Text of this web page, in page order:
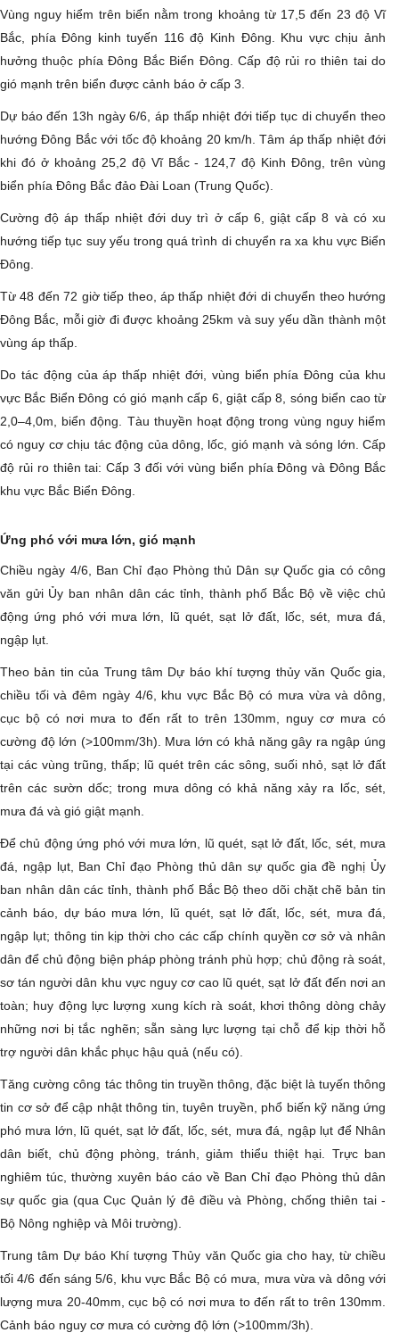
Vùng nguy hiểm trên biển nằm trong khoảng từ 17,5 đến 23 độ Vĩ
Bắc, phía Đông kinh tuyến 116 độ Kinh Đông. Khu vực chịu ảnh
hưởng thuộc phía Đông Bắc Biển Đông. Cấp độ rủi ro thiên tai do
gió mạnh trên biển được cảnh báo ở cấp 3.
Dự báo đến 13h ngày 6/6, áp thấp nhiệt đới tiếp tục di chuyển theo
hướng Đông Bắc với tốc độ khoảng 20 km/h. Tâm áp thấp nhiệt đới
khi đó ở khoảng 25,2 độ Vĩ Bắc - 124,7 độ Kinh Đông, trên vùng
biển phía Đông Bắc đảo Đài Loan (Trung Quốc).
Cường độ áp thấp nhiệt đới duy trì ở cấp 6, giật cấp 8 và có xu
hướng tiếp tục suy yếu trong quá trình di chuyển ra xa khu vực Biển
Đông.
Từ 48 đến 72 giờ tiếp theo, áp thấp nhiệt đới di chuyển theo hướng
Đông Bắc, mỗi giờ đi được khoảng 25km và suy yếu dần thành một
vùng áp thấp.
Do tác động của áp thấp nhiệt đới, vùng biển phía Đông của khu
vực Bắc Biển Đông có gió mạnh cấp 6, giật cấp 8, sóng biển cao từ
2,0–4,0m, biển động. Tàu thuyền hoạt động trong vùng nguy hiểm
có nguy cơ chịu tác động của dông, lốc, gió mạnh và sóng lớn. Cấp
độ rủi ro thiên tai: Cấp 3 đối với vùng biển phía Đông và Đông Bắc
khu vực Bắc Biển Đông.
Ứng phó với mưa lớn, gió mạnh
Chiều ngày 4/6, Ban Chỉ đạo Phòng thủ Dân sự Quốc gia có công
văn gửi Ủy ban nhân dân các tỉnh, thành phố Bắc Bộ về việc chủ
động ứng phó với mưa lớn, lũ quét, sạt lở đất, lốc, sét, mưa đá,
ngập lụt.
Theo bản tin của Trung tâm Dự báo khí tượng thủy văn Quốc gia,
chiều tối và đêm ngày 4/6, khu vực Bắc Bộ có mưa vừa và dông,
cục bộ có nơi mưa to đến rất to trên 130mm, nguy cơ mưa có
cường độ lớn (>100mm/3h). Mưa lớn có khả năng gây ra ngập úng
tại các vùng trũng, thấp; lũ quét trên các sông, suối nhỏ, sạt lở đất
trên các sườn dốc; trong mưa dông có khả năng xảy ra lốc, sét,
mưa đá và gió giật mạnh.
Để chủ động ứng phó với mưa lớn, lũ quét, sạt lở đất, lốc, sét, mưa
đá, ngập lụt, Ban Chỉ đạo Phòng thủ dân sự quốc gia đề nghị Ủy
ban nhân dân các tỉnh, thành phố Bắc Bộ theo dõi chặt chẽ bản tin
cảnh báo, dự báo mưa lớn, lũ quét, sạt lở đất, lốc, sét, mưa đá,
ngập lụt; thông tin kịp thời cho các cấp chính quyền cơ sở và nhân
dân để chủ động biện pháp phòng tránh phù hợp; chủ động rà soát,
sơ tán người dân khu vực nguy cơ cao lũ quét, sạt lở đất đến nơi an
toàn; huy động lực lượng xung kích rà soát, khơi thông dòng chảy
những nơi bị tắc nghẽn; sẵn sàng lực lượng tại chỗ để kịp thời hỗ
trợ người dân khắc phục hậu quả (nếu có).
Tăng cường công tác thông tin truyền thông, đặc biệt là tuyến thông
tin cơ sở để cập nhật thông tin, tuyên truyền, phổ biến kỹ năng ứng
phó mưa lớn, lũ quét, sạt lở đất, lốc, sét, mưa đá, ngập lụt để Nhân
dân biết, chủ động phòng, tránh, giảm thiểu thiệt hại. Trực ban
nghiêm túc, thường xuyên báo cáo về Ban Chỉ đạo Phòng thủ dân
sự quốc gia (qua Cục Quản lý đê điều và Phòng, chống thiên tai -
Bộ Nông nghiệp và Môi trường).
Trung tâm Dự báo Khí tượng Thủy văn Quốc gia cho hay, từ chiều
tối 4/6 đến sáng 5/6, khu vực Bắc Bộ có mưa, mưa vừa và dông với
lượng mưa 20-40mm, cục bộ có nơi mưa to đến rất to trên 130mm.
Cảnh báo nguy cơ mưa có cường độ lớn (>100mm/3h).